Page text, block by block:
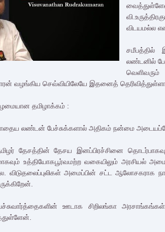
விடயமல்ல
சமீபத்தில்
லண்டனில்
வழங்கிய செவ்வியிலேயே இதனைத்
தமிழாக்கம் :
லண்டன் பேச்சுக்களால் அதிகம் நன்மை
தேசத்தின் தேசய இனப்பிரச்சினை
உத்தியோகபூர்வமற்ற வகையிலும் அரசியல்
விடுதலைப்புலிகள் அமைப்பின் சட்ட ஆலோசகராக
ஊடாக சிறிலங்கா